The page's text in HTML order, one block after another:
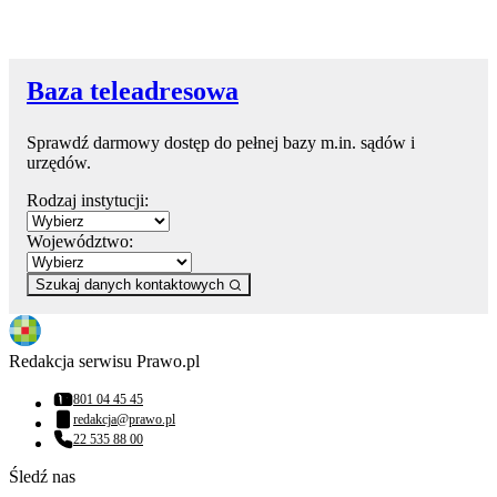
Baza teleadresowa
Sprawdź darmowy dostęp do pełnej bazy m.in. sądów i
urzędów.
Rodzaj instytucji:
Województwo:
Szukaj danych kontaktowych
Redakcja serwisu Prawo.pl
Numer telefonu:
801 04 45 45
Adres email:
redakcja@prawo.pl
Numer telefonu:
22 535 88 00
Śledź nas